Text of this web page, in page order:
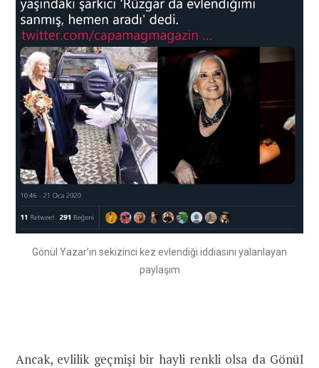
Gönül Yazar’ın sekizinci kez evlendiği iddiasını yalanlayan
paylaşım
Ancak, evlilik geçmişi bir hayli renkli olsa da Gönül